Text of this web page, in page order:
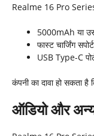
Realme 16 Pro
5000mAh या
फास्ट चार्जिंग सपोर्ट
USB Type-C
कंपनी का दावा हो सकता
ऑडियो और